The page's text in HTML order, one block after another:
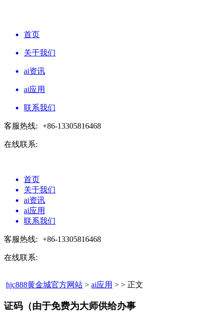
首页
关于我们
ai资讯
ai应用
联系我们
客服热线: +86-13305816468
在线联系:
首页
关于我们
ai资讯
ai应用
联系我们
客服热线: +86-13305816468
在线联系:
hjc888黄金城官方网站 > ai应用 > > 正文
证码（由于免费为大师供给办事​